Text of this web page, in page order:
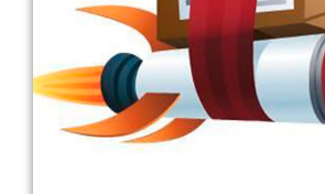
Южноукраинск
Запорожье
Заречаны
Зазимье
Здолбунов